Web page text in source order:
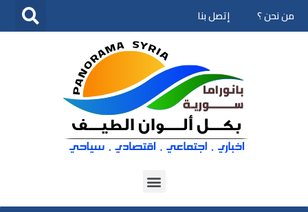
تخطى
من نحن ؟ إتصل بنا